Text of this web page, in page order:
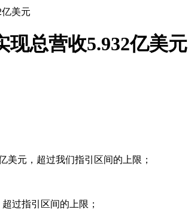
亿美元
现总营收5.932亿美元
美元，超过我们指引区间的上限；
过指引区间的上限；